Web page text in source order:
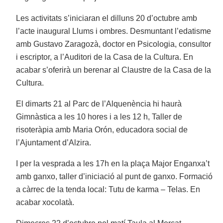
Les activitats s’iniciaran el dilluns 20 d’octubre amb
l’acte inaugural Llums i ombres. Desmuntant l’edatisme
amb Gustavo Zaragozà, doctor en Psicologia, consultor
i escriptor, a l’Auditori de la Casa de la Cultura. En
acabar s’oferirà un berenar al Claustre de la Casa de la
Cultura.
El dimarts 21 al Parc de l’Alquenència hi haurà
Gimnàstica a les 10 hores i a les 12 h, Taller de
risoteràpia amb Maria Orón, educadora social de
l’Ajuntament d’Alzira.
I per la vesprada a les 17h en la plaça Major Enganxa’t
amb ganxo, taller d’iniciació al punt de ganxo. Formació
a càrrec de la tenda local: Tutu de karma – Telas. En
acabar xocolatà.